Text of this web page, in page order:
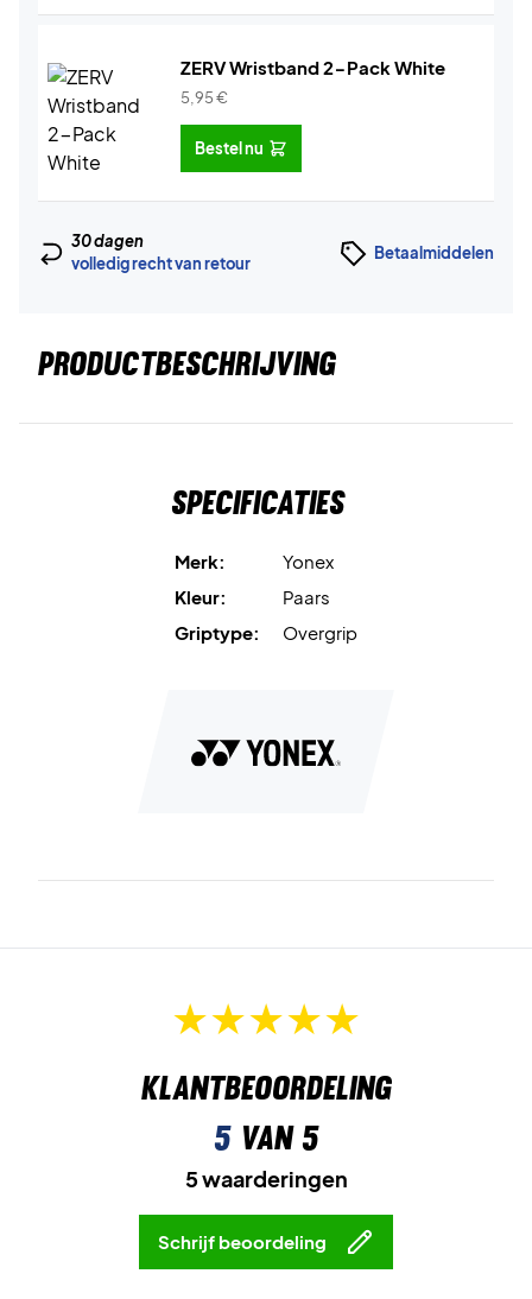
ZERV Wristband 2-Pack White
5,95€
Bestel nu
30 dagen
volledig recht van retour
Betaalmiddelen
PRODUCTBESCHRIJVING
Specificaties
Merk:
Yonex
Kleur:
Paars
Griptype:
Overgrip
Klantbeoordeling
5van 5
5 waarderingen
Schrijf beoordeling